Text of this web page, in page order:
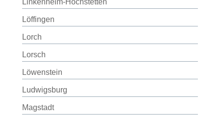
Linkenheim-Hochstetten
Löffingen
Lorch
Lorsch
Löwenstein
Ludwigsburg
Magstadt